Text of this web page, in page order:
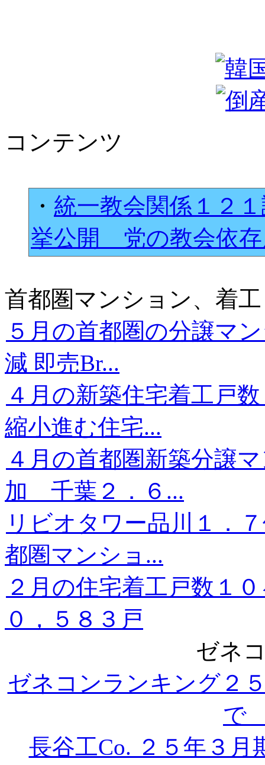
コンテンツ
・ 統一教会関係１２
挙公開 党の教会依
首都圏マンション、着
５月の首都圏の分譲マ
減 即売Br...
４月の新築住宅着工戸
縮小進む住宅...
４月の首都圏新築分譲
加 千葉２．６...
リビオタワー品川１．
都圏マンショ...
２月の住宅着工戸数１
０，５８３戸
ゼネ
ゼネコンランキング
で
長谷工Co. ２５年３